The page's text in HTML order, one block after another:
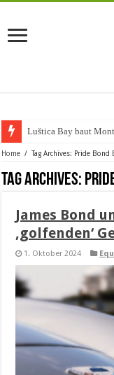
Luštica Bay baut
Home / Tag Archives: Pride Bond
Tag Archives:
James Bond
‚golfenden‘
1. Oktober 2024